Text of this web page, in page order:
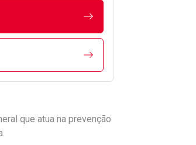
que atua na prevenção